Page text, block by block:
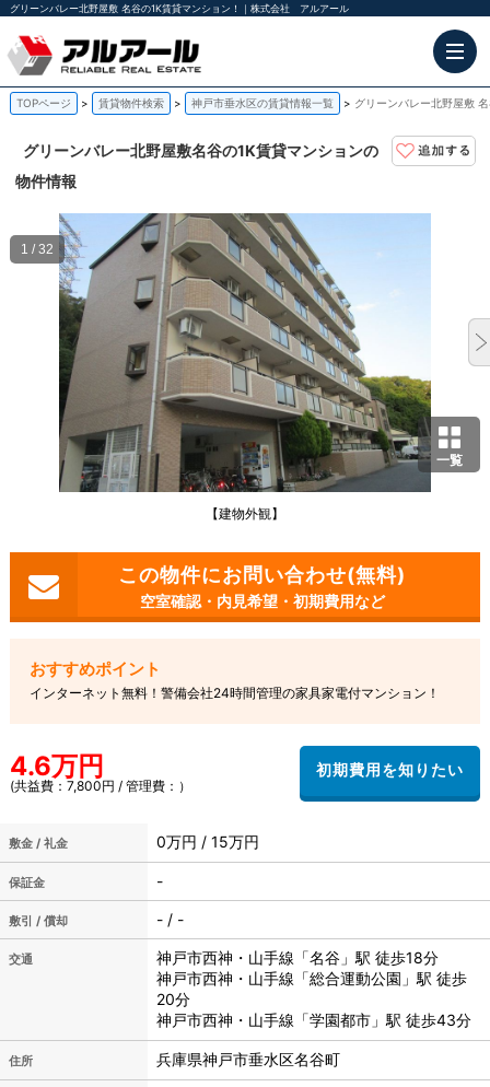
グリーンバレー北野屋敷 名谷の1K賃貸マンション！｜株式会社 アルアール
TOPページ 賃貸物件検索 神戸市垂水区の賃貸情報一覧 グリーンバレー北野屋敷
グリーンバレー北野屋敷名谷の1K賃貸マンションの
物件情報
一覧
【建物外観】
1 / 32
空室確認・内見希望・初期費用など
インターネット無料！警備会社24時間管理の家具家電付マンション！
4.6万円
(共益費：7,800円 / 管理費：）
敷金 / 礼金 0万円 / 15万円
保証金 -
敷引 / 償却 - / -
交通
神戸市西神・山手線「名谷」駅 徒歩18分
神戸市西神・山手線「総合運動公園」駅 徒歩
20分
神戸市西神・山手線「学園都市」駅 徒歩43分
住所 兵庫県神戸市垂水区名谷町